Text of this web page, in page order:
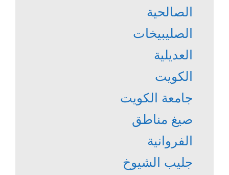
الصالحية
الصليبيخات
العديلية
الكويت
جامعة الكويت
صيغ مناطق
الفروانية
جليب الشيوخ